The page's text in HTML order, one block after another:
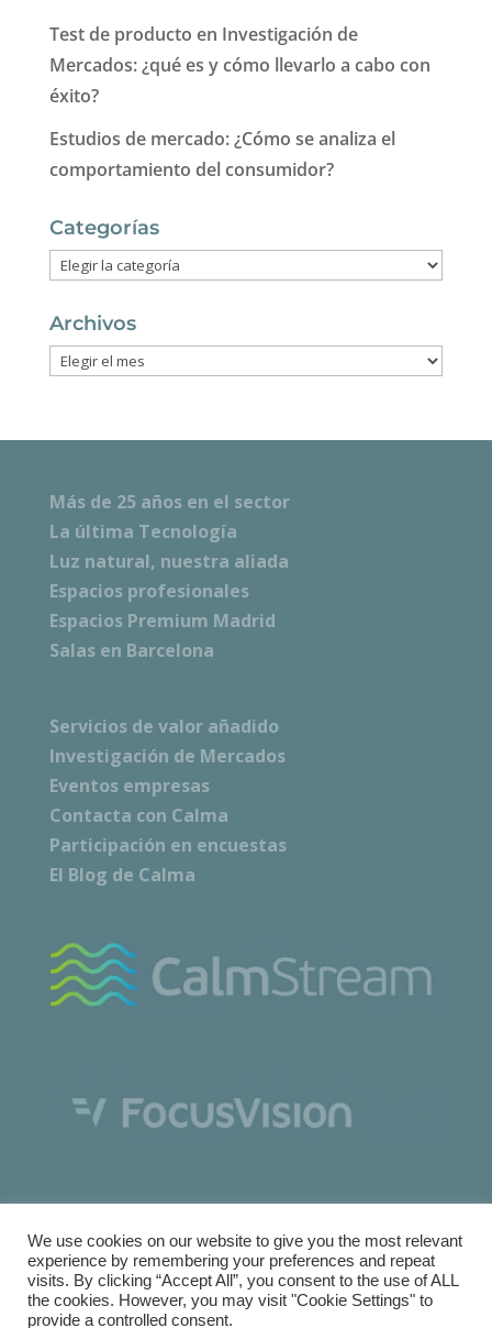
Test de producto en Investigación de
Mercados: ¿qué es y cómo llevarlo a cabo con
éxito?
Estudios de mercado: ¿Cómo se analiza el
comportamiento del consumidor?
Categorías
Categorías
Archivos
Archivos
Más de 25 años en el sector
La última Tecnología
Luz natural, nuestra aliada
Espacios profesionales
Espacios Premium Madrid
Salas en Barcelona
Servicios de valor añadido
Investigación de Mercados
Eventos empresas
Contacta con Calma
Participación en encuestas
El Blog de Calma
Copyright © Calma Research & Facilities |
We use cookies on our website to give you the most relevant
experience by remembering your preferences and repeat
visits. By clicking “Accept All”, you consent to the use of ALL
the cookies. However, you may visit "Cookie Settings" to
provide a controlled consent.